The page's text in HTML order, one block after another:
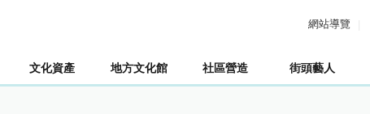
網站導覽
文化資產 地方文化館 社區營造 街頭藝人